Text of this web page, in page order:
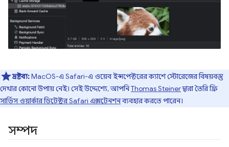
দ্রষ্টব্য:MacOS-এ Safari-এ ওয়েব ইন্সপেক্টরের ক্যাশে স্টোরেজের বিষয়বস্তু
দেখার কোনো উপায় নেই। সেই উদ্দেশ্যে, আপনিThomas Steinerদ্বারা তৈরি ফ্রি
সার্ভিস ওয়ার্কার ডিটেক্টর Safari এক্সটেনশনব্যবহার করতে পারেন।
সম্পদ